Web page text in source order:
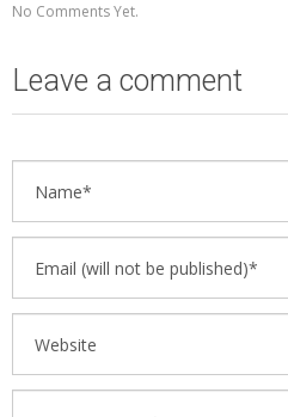
No Comments Yet.
Leave a comment